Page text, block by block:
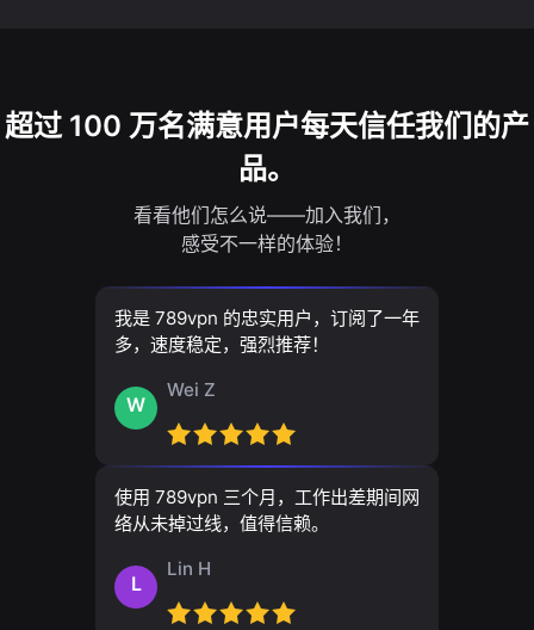
超过 100 万名满意用户每天信任我们的产
品。
看看他们怎么说——加入我们，
感受不一样的体验！
我是 789vpn 的忠实用户，订阅了一年
多，速度稳定，强烈推荐！
W
Wei Z
使用 789vpn 三个月，工作出差期间网
络从未掉过线，值得信赖。
L
Lin H